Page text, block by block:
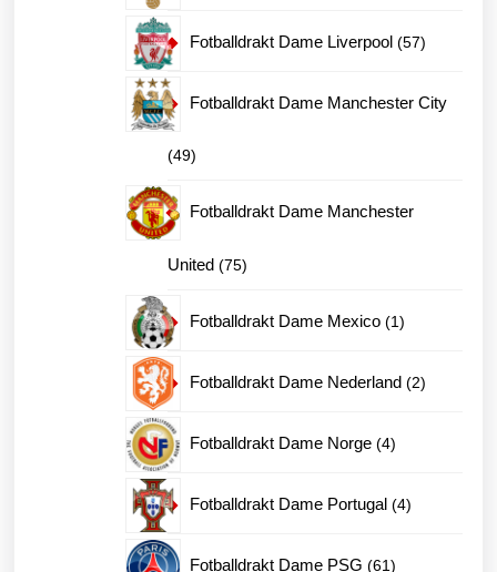
Fotballdrakt Dame Liverpool 5757
Fotballdrakt Dame Manchester City
4949
produkter
Fotballdrakt Dame Manchester
United 7575
Fotballdrakt Dame Mexico 11
Fotballdrakt Dame Nederland 22
Fotballdrakt Dame Norge 44
Fotballdrakt Dame Portugal 44
Fotballdrakt Dame PSG 6161